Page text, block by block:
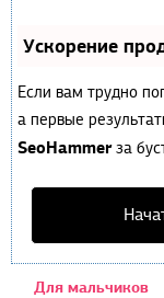
Ускорение
Если вам трудно
а первые
SeoHammerза
Для мальчиков